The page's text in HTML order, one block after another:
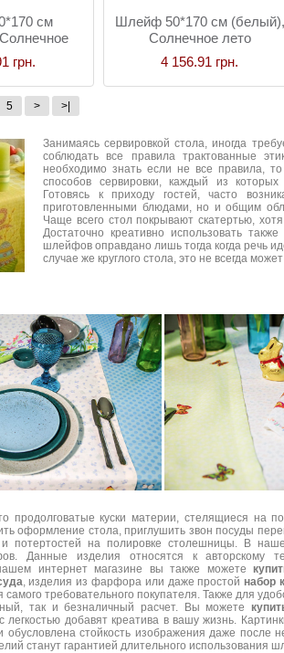
см
грн.
Шлейф 50*170 см (белый),
Солнечное лето
4 156.91 грн.
5 > >|
Занимаясь сервировкой стола, иногда
соблюдать все правила трактованные
необходимо знать если не все правила,
способов сервировки, каждый из
Готовясь к приходу гостей, часто
приготовленными блюдами, но и общим
Чаще всего стол покрывают скатертью,
Достаточно креативно использовать также
шлейфов оправдано лишь тогда когда речь
случае же круглого стола, это не всегда
продолговатые куски материи, стелящиеся на
оформление стола, приглушить звон посуды
потертостей на полировке столешницы. В
Данные изделия относятся к авторскому
интернет магазине вы также можете
, изделия из фарфора или даже простой набор
самого требовательного покупателя. Также для
так и безналичный расчет. Вы можете
добавят креатива в вашу жизнь.
стойкость изображения даже после
станут гарантией длительного использования